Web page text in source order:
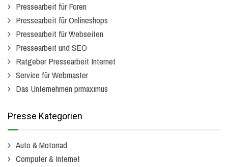
Pressearbeit für Foren
Pressearbeit für Onlineshops
Pressearbeit für Webseiten
Pressearbeit und SEO
Ratgeber Pressearbeit Internet
Service für Webmaster
Das Unternehmen prmaximus
Presse Kategorien
Auto & Motorrad
Computer & Internet